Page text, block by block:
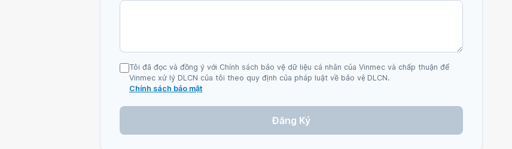
Tôi đã đọc và đồng ý với Chính sách bảo vệ dữ liệu cá nhân của Vinmec và chấp thuận để
Vinmec xử lý DLCN của tôi theo quy định của pháp luật về bảo vệ DLCN.
Chính sách bảo mật
Đăng Ký